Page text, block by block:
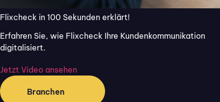
Flixcheck in 100 Sekunden erklärt!
Erfahren Sie, wie Flixcheck Ihre Kundenkommunikation
digitalisiert.
Jetzt Video ansehen
Branchen
nikation?
Starten Sie kostenlos. Kein Abo, keine
Über 50.000 Nutzer:innen vertrauen Flixcheck.
Jederzeit kündbar